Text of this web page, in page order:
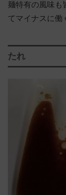
麺特有の風味も
てマイナスに働
たれ